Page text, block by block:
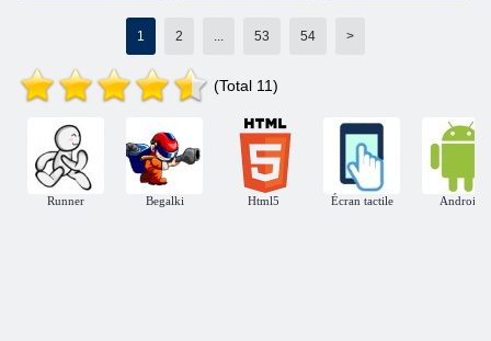
1 2 53 54 >
(Total 11)
Runner Begalki Html5 Écran tactile Android